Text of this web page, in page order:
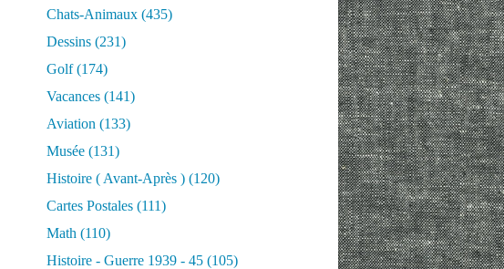
Chats-Animaux (435)
Dessins (231)
Golf(174)
Vacances (141)
Aviation (133)
Musée (131)
Histoire ( Avant-Après ) (120)
Cartes Postales (111)
Math (110)
Histoire - Guerre 1939 - 45 (105)